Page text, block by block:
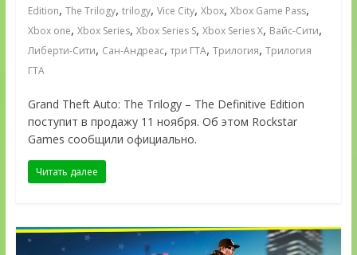
Edition, The Trilogy, trilogy, Vice City, Xbox, Xbox Game Pass,
Xbox one, Xbox Series, Xbox Series S, Xbox Series X, Вайс-Сити,
Либерти-Сити, Сан-Андреас, три ГТА, Трилогия, Трилогия
ГТА
Grand Theft Auto: The Trilogy – The Definitive Edition
поступит в продажу 11 ноября. Об этом Rockstar
Games сообщили официально.
Читать далее